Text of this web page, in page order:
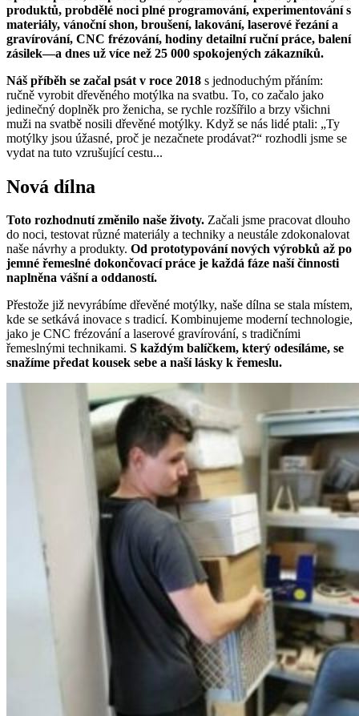
produktů, probdělé noci plné programování, experimentování s
materiály, vánoční shon, broušení, lakování, laserové řezání a
gravírování, CNC frézování, hodiny detailní ruční práce, balení
zásilek—a dnes už více než 25 000 spokojených zákazníků.
Náš příběh se začal psát v roce 2018 s jednoduchým přáním:
ručně vyrobit dřevěného motýlka na svatbu. To, co začalo jako
jedinečný doplněk pro ženicha, se rychle rozšířilo a brzy všichni
muži na svatbě nosili dřevěné motýlky. Když se nás lidé ptali: „Ty
motýlky jsou úžasné, proč je nezačnete prodávat?“ rozhodli jsme se
vydat na tuto vzrušující cestu...
Nová dílna
Toto rozhodnutí změnilo naše životy. Začali jsme pracovat dlouho
do noci, testovat různé materiály a techniky a neustále zdokonalovat
naše návrhy a produkty. Od prototypování nových výrobků až po
jemné řemeslné dokončovací práce je každá fáze naší činnosti
naplněna vášní a oddaností.
Přestože již nevyrábíme dřevěné motýlky, naše dílna se stala místem,
kde se setkává inovace s tradicí. Kombinujeme moderní technologie,
jako je CNC frézování a laserové gravírování, s tradičními
řemeslnými technikami. S každým balíčkem, který odesíláme, se
snažíme předat kousek sebe a naší lásky k řemeslu.